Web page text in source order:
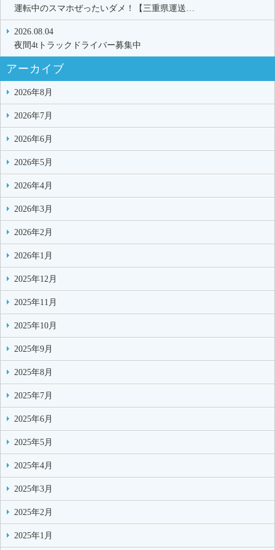
運転中のスマホぜったいダメ！【三重県運送…
2026.08.04
夜間4tトラックドライバー募集中
アーカイブ
2026年8月
2026年7月
2026年6月
2026年5月
2026年4月
2026年3月
2026年2月
2026年1月
2025年12月
2025年11月
2025年10月
2025年9月
2025年8月
2025年7月
2025年6月
2025年5月
2025年4月
2025年3月
2025年2月
2025年1月